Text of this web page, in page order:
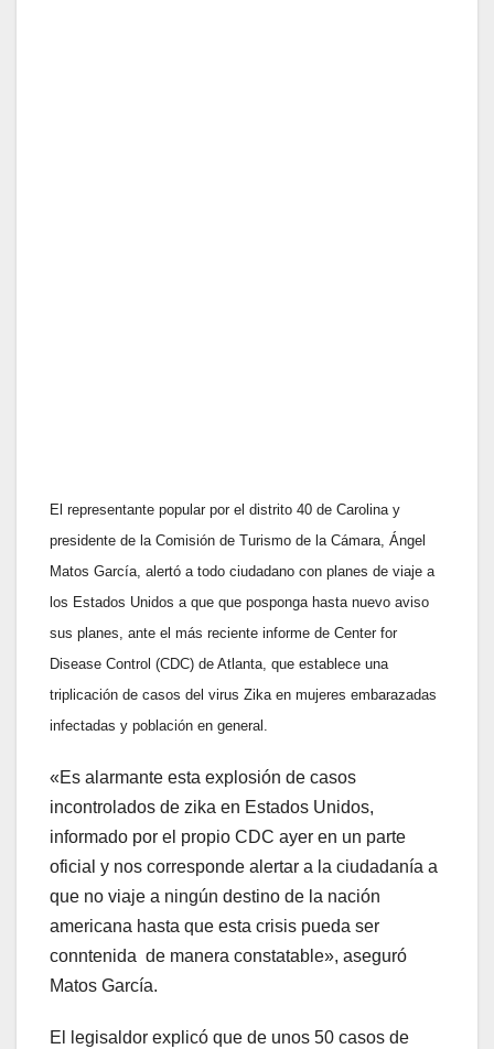
El representante popular por el distrito 40 de Carolina y
presidente de la Comisión de Turismo de la Cámara, Ángel
Matos García, alertó a todo ciudadano con planes de viaje a
los Estados Unidos a que que posponga hasta nuevo aviso
sus planes, ante el más reciente informe de Center for
Disease Control (CDC) de Atlanta, que establece una
triplicación de casos del virus Zika en mujeres embarazadas
infectadas y población en general.
«Es alarmante esta explosión de casos
incontrolados de zika en Estados Unidos,
informado por el propio CDC ayer en un parte
oficial y nos corresponde alertar a la ciudadanía a
que no viaje a ningún destino de la nación
americana hasta que esta crisis pueda ser
conntenida de manera constatable», aseguró
Matos García.
El legisaldor explicó que de unos 50 casos de